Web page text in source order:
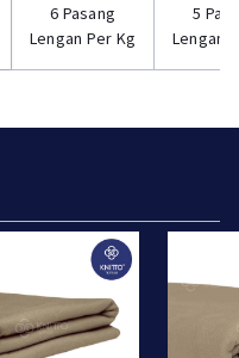
6 Pasang
Lengan Per Kg
5
Lengan